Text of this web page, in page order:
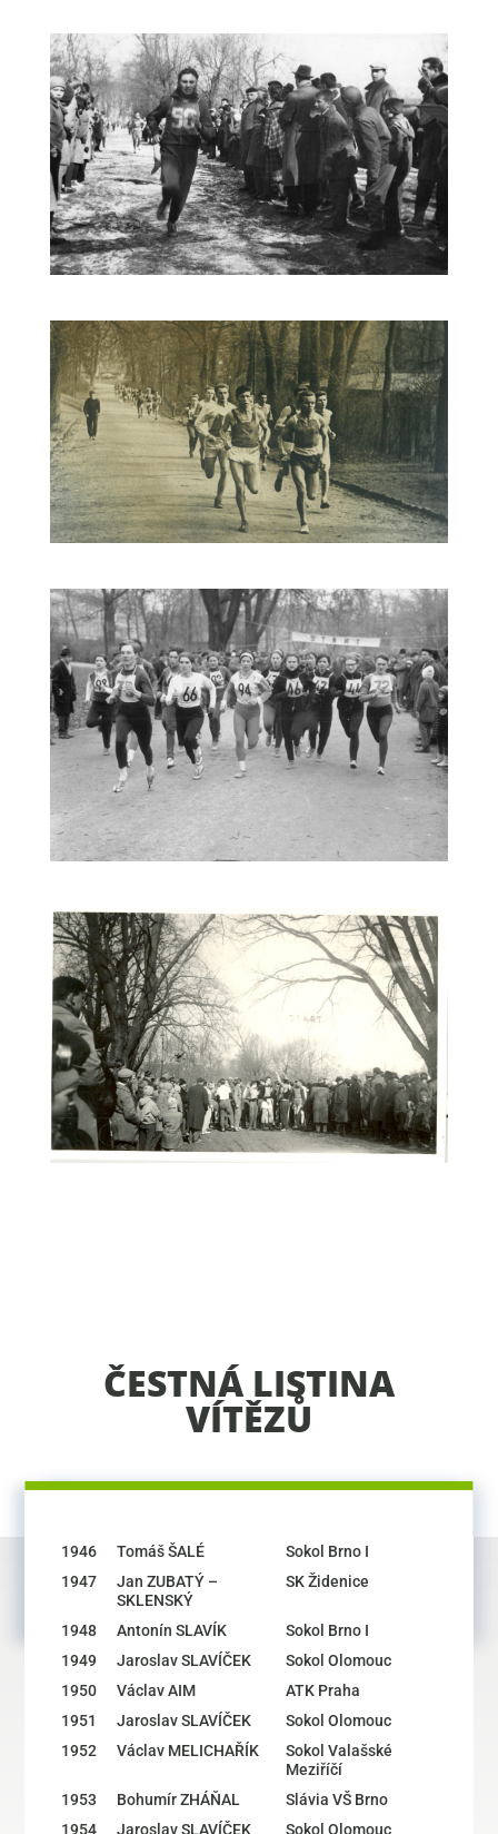
ČESTNÁ LISTINA
VÍTĚZŮ
1946 Tomáš ŠALÉ
Sokol Brno I
1947
Jan ZUBATÝ –
SKLENSKÝ
SK Židenice
1948 Antonín SLAVÍK
Sokol Brno I
1949
Jaroslav SLAVÍČEK
Sokol Olomouc
1950
Václav AIM
ATK Praha
1951
Jaroslav SLAVÍČEK
Sokol Olomouc
1952
Václav MELICHAŘÍK
Sokol Valašské
Meziříčí
1953
Bohumír ZHÁŇAL
Slávia VŠ Brno
1954
Jaroslav SLAVÍČEK Sokol Olomouc